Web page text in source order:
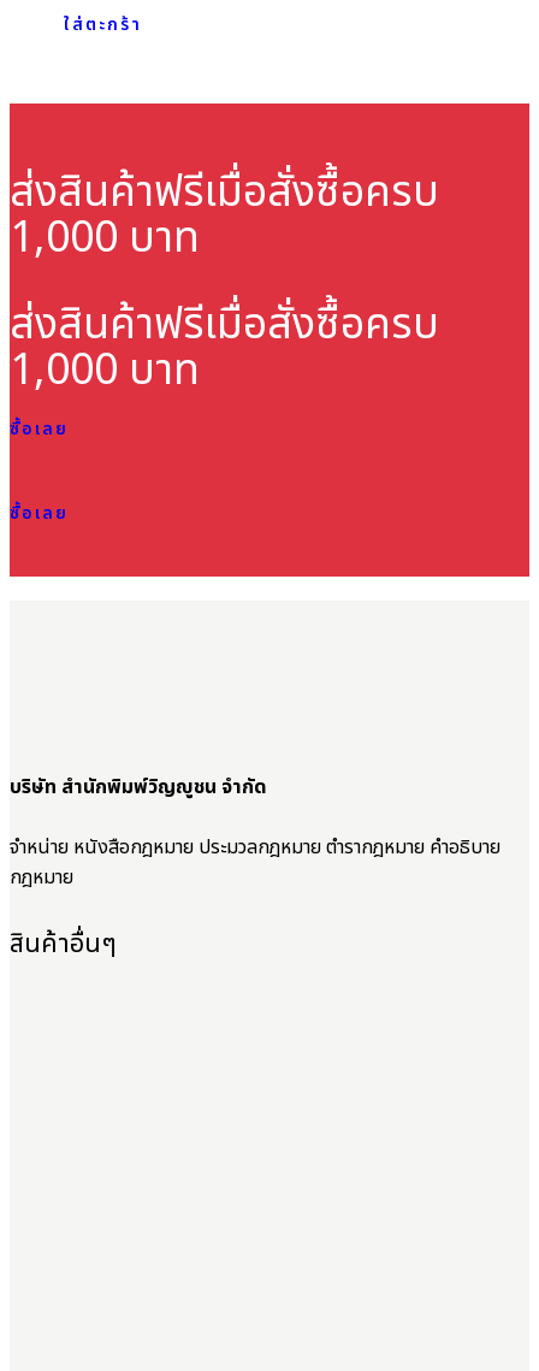
ใส่ตะกร้า
ส่งสินค้าฟรีเมื่อสั่งซื้อครบ
1,000 บาท
ส่งสินค้าฟรีเมื่อสั่งซื้อครบ
1,000 บาท
ซื้อเลย
ซื้อเลย
บริษัท สำนักพิมพ์วิญญูชน จำกัด
จำหน่าย หนังสือกฎหมาย ประมวลกฎหมาย ตำรากฎหมาย คำอธิบาย
กฎหมาย
สินค้าอื่นๆ